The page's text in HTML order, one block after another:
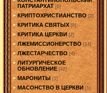
ПАТРИАРХАТ [0]
КРИПТОХРИСТИАНСТВО [2]
КРИТИКА СВЯТЫХ [0]
КРИТИКА ЦЕРКВИ [2]
ЛЖЕМИССИОНЕРСТВО [14]
ЛЖЕСТАРЧЕСТВО [4]
ЛИТУРГИЧЕСКОЕ
ОБНОВЛЕНИЕ [42]
МАРОНИТЫ [1]
МАСОНСТВО В ЦЕРКВИ [1]